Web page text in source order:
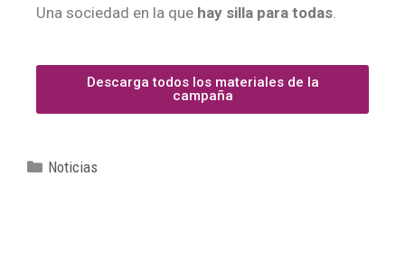
Una sociedad en la que hay silla para todas
Descarga todos los materiales de la
campaña
Noticias